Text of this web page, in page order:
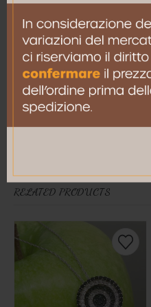
Email*
Salva il mio nome,
browser per la
RELATED PRODUCTS